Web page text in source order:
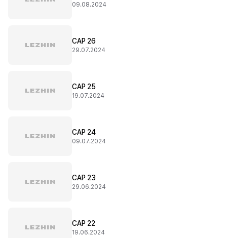
09.08.2024
CAP 26
29.07.2024
CAP 25
19.07.2024
CAP 24
09.07.2024
CAP 23
29.06.2024
CAP 22
19.06.2024